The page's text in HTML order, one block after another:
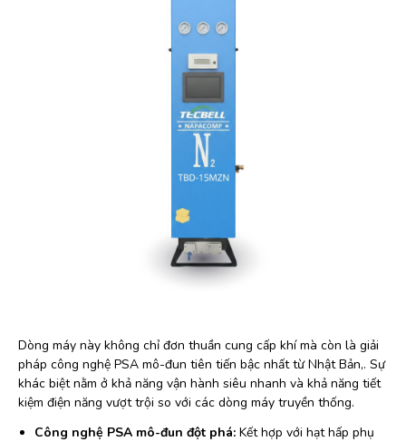
Dòng máy này không chỉ đơn thuần cung cấp khí mà còn là giải
pháp công nghệ PSA mô-đun tiên tiến bậc nhất từ Nhật Bản,. Sự
khác biệt nằm ở khả năng vận hành siêu nhanh và khả năng tiết
kiệm điện năng vượt trội so với các dòng máy truyền thống.
Công nghệ PSA mô-đun đột phá: Kết hợp với hạt hấp phụ